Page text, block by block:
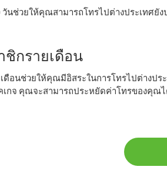
วันช่วยให้คุณสามารถโทรไปต่างประเทศยั
ชิกรายเดือน
ดือนช่วยให้คุณมีอิสระในการโทรไปต่างป
กจ คุณจะสามารถประหยัดค่าโทรของคุณ